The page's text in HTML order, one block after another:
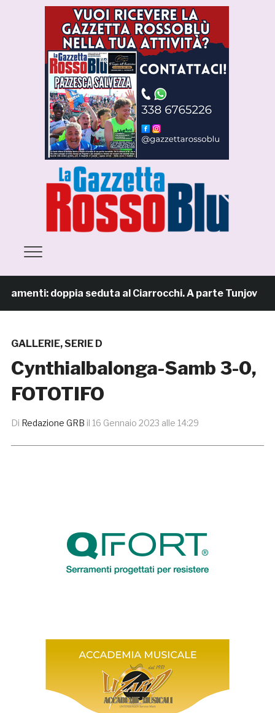
doppia seduta al Ciarrocchi. A parte Tunjov
GALLERIE,SERIE D
Cynthialbalonga-Samb 3-0,
FOTOTIFO
Di Redazione GRB il 16 Gennaio 2023 alle 14:29